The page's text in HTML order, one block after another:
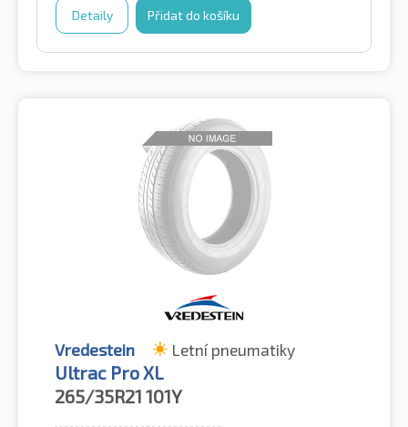
Detaily Přidat do košíku
Vredestein Letní pneumatiky
Ultrac Pro XL
265/35R21 101Y